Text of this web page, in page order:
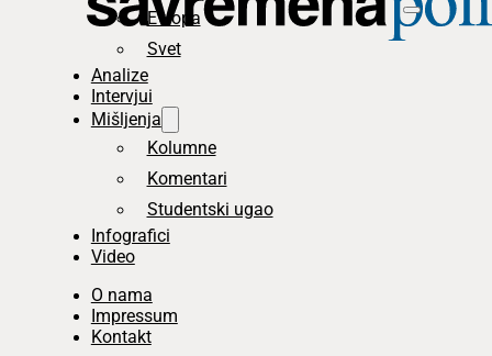
Evropa
Svet
Analize
Intervjui
Mišljenja
Kolumne
Komentari
Studentski ugao
Infografici
Video
O nama
Impressum
Kontakt